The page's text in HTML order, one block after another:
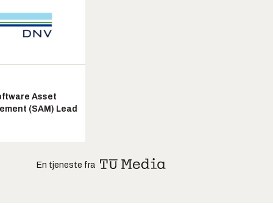
Asset
(SAM) Lead
En tjeneste fra